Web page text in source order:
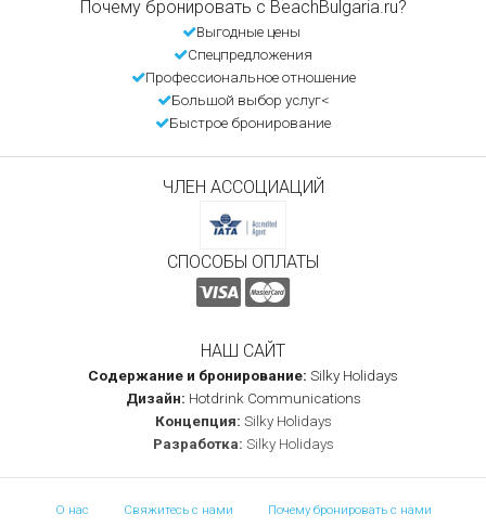
Почему бронировать с BeachBulgaria.ru?
Выгодные цены
Спецпредложения
Профессиональное отношение
Большой выбор услуг<
Быстрое бронирование
ЧЛЕН АССОЦИАЦИЙ
СПОСОБЫ ОПЛАТЫ
НАШ САЙТ
Содержание и бронирование: Silky Holidays
Дизайн: Hotdrink Communications
Концепция: Silky Holidays
Разработка: Silky Holidays
О нас Свяжитесь с нами Почему бронировать с нами